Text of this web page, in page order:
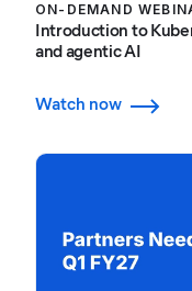
ON-DEMAND
Introduction to
and agentic AI
Watch now